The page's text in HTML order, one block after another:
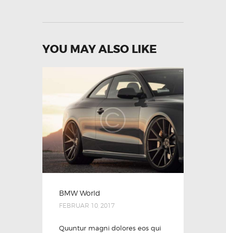
YOU MAY ALSO LIKE
BMW World
FEBRUAR 10, 2017
Quuntur magni dolores eos qui